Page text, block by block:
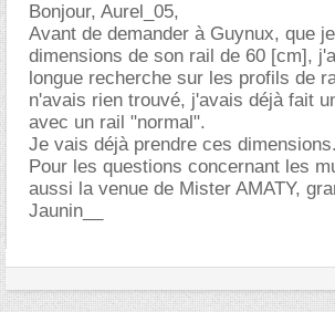
Bonjour, Aurel_05,
Avant de demander à Guynux, que
dimensions de son rail de 60 [cm],
longue recherche sur les profils de
n'avais rien trouvé, j'avais déjà fait
avec un rail "normal".
Je vais déjà prendre ces dimensions.
Pour les questions concernant les
aussi la venue de Mister AMATY,
Jaunin__